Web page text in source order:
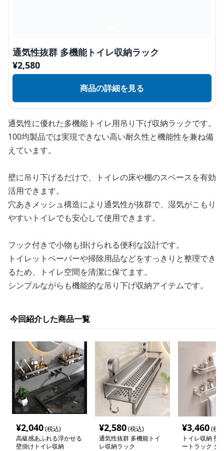
通気性抜群 多機能トイレ収納ラック
¥2,580
商品の詳細を見る
通気性に優れた多機能トイレ用吊り下げ収納ラックです。
100均製品では実現できない高い耐久性と機能性を兼ね備
えています。
壁に吊り下げるだけで、トイレの床や棚のスペースを有効
活用できます。
穴あきメッシュ構造により通気性が抜群で、湿気がこもり
やすいトイレでも安心して使用できます。
フック付きで小物も掛けられる便利な設計です。
トイレットペーパーや掃除用品などをすっきりと整理でき
るため、トイレ空間を清潔に保てます。
シンプルながらも機能的な吊り下げ収納アイテムです。
今回紹介した商品一覧
¥2,040(税込)
高級感あふれる浮かせる
壁掛けトイレ収納
¥2,580(税込)
通気性抜群 多機能トイ
レ収納ラック
¥3,460(税
トイレ収納 壁
ートラック タ